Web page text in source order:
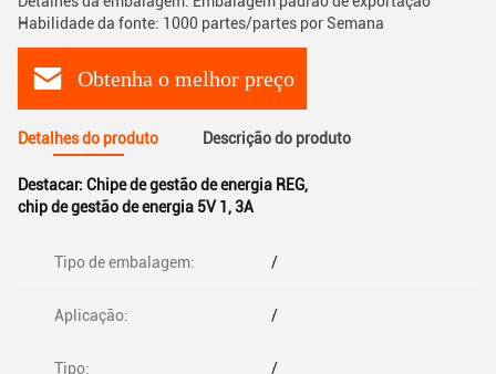
Habilidade da fonte: 1000 partes/partes por Semana
Obtenha o melhor preço
Detalhes do produto Descrição do produto
Destacar: Chipe de gestão de energia REG,
chip de gestão de energia 5V 1 ,3A
Tipo de embalagem: /
Aplicação: /
Tipo: /